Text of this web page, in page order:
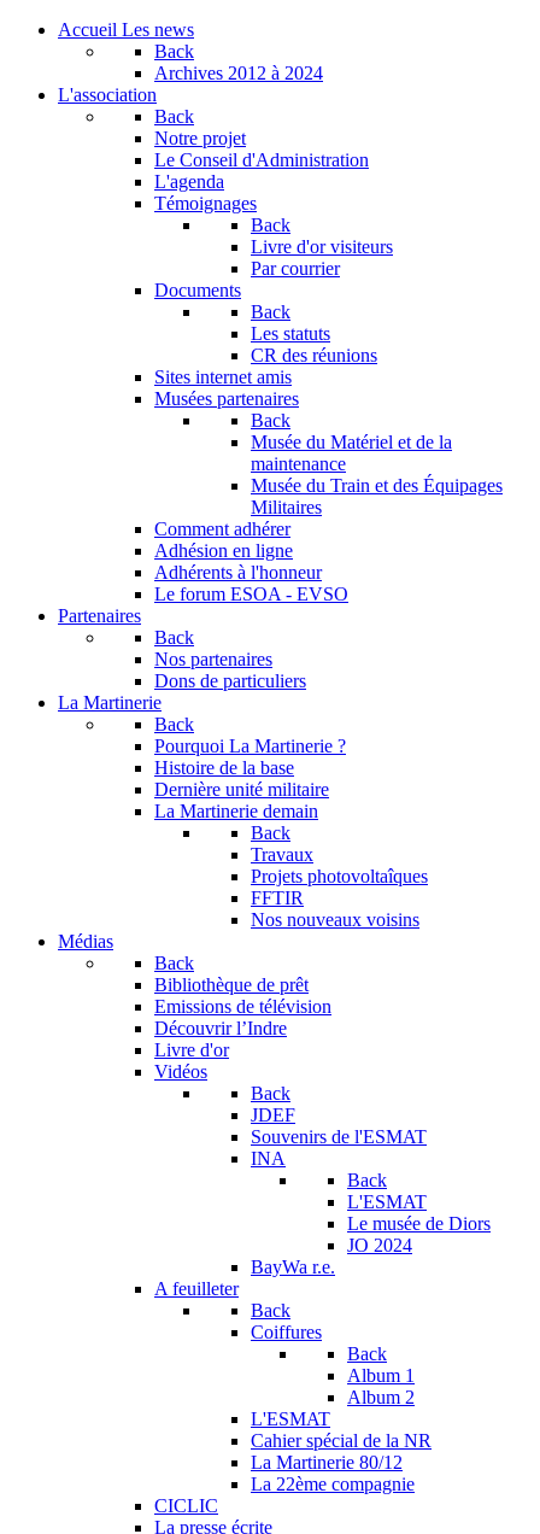
Accueil Les news
Back
Archives 2012 à 2024
L'association
Back
Notre projet
Le Conseil d'Administration
L'agenda
Témoignages
Back
Livre d'or visiteurs
Par courrier
Documents
Back
Les statuts
CR des réunions
Sites internet amis
Musées partenaires
Back
Musée du Matériel et de la
maintenance
Musée du Train et des Équipages
Militaires
Comment adhérer
Adhésion en ligne
Adhérents à l'honneur
Le forum ESOA - EVSO
Partenaires
Back
Nos partenaires
Dons de particuliers
La Martinerie
Back
Pourquoi La Martinerie ?
Histoire de la base
Dernière unité militaire
La Martinerie demain
Back
Travaux
Projets photovoltaîques
FFTIR
Nos nouveaux voisins
Médias
Back
Bibliothèque de prêt
Emissions de télévision
Découvrir l’Indre
Livre d'or
Vidéos
Back
JDEF
Souvenirs de l'ESMAT
INA
Back
L'ESMAT
Le musée de Diors
JO 2024
BayWa r.e.
A feuilleter
Back
Coiffures
Back
Album 1
Album 2
L'ESMAT
Cahier spécial de la NR
La Martinerie 80/12
La 22ème compagnie
CICLIC
La presse écrite